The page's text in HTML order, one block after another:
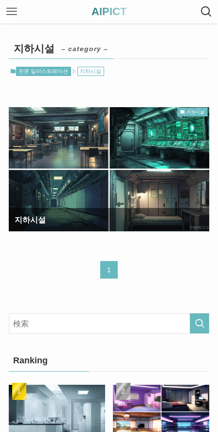
AIPICT
지하시설 – category –
전문 일러스트레이션 지하시설
지하시설
지하시설
1
Ranking